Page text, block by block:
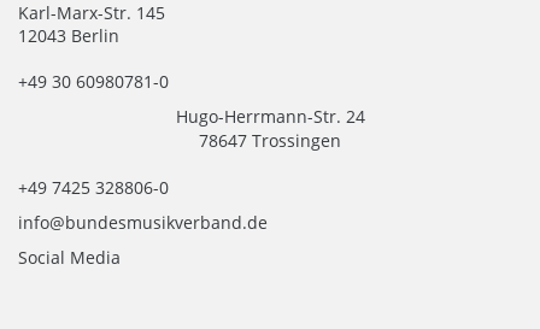
Karl-Marx-Str. 145
12043 Berlin
+49 30 60980781-0
Hugo-Herrmann-Str. 24
78647 Trossingen
+49 7425 328806-0
info@bundesmusikverband.de
Social Media